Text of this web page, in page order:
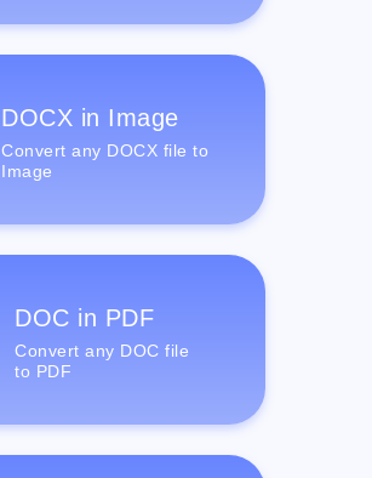
DOCX in Image
Convert any DOCX file to
Image
DOC in PDF
Convert any DOC file
to PDF